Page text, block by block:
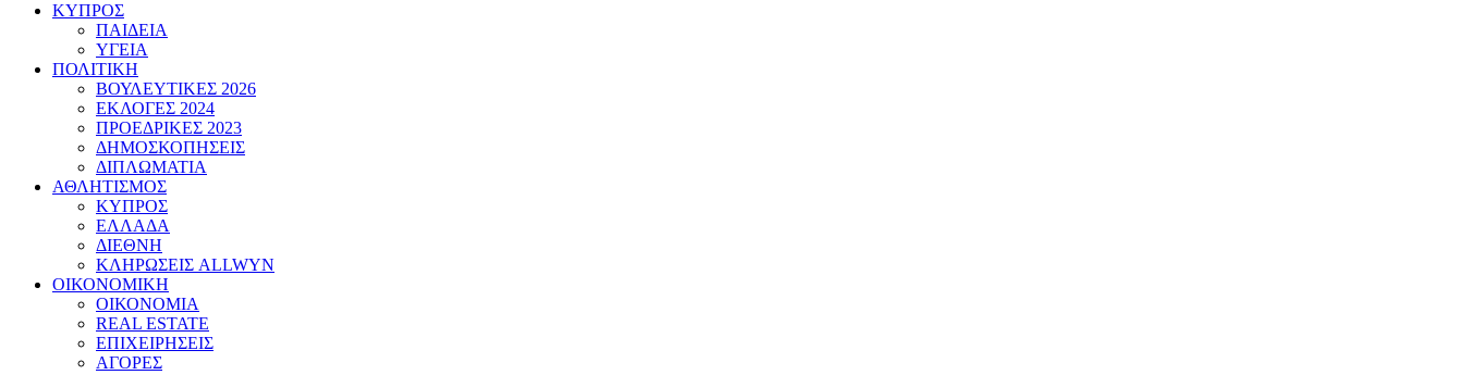
ΚΥΠΡΟΣ
ΠΑΙΔΕΙΑ
ΥΓΕΙΑ
ΠΟΛΙΤΙΚΗ
ΒΟΥΛΕΥΤΙΚΕΣ 2026
ΕΚΛΟΓΕΣ 2024
ΠΡΟΕΔΡΙΚΕΣ 2023
ΔΗΜΟΣΚΟΠΗΣΕΙΣ
ΔΙΠΛΩΜΑΤΙΑ
ΑΘΛΗΤΙΣΜΟΣ
ΚΥΠΡΟΣ
ΕΛΛΑΔΑ
ΔΙΕΘΝΗ
ΚΛΗΡΩΣΕΙΣ ALLWYN
ΟΙΚΟΝΟΜΙΚΗ
ΟΙΚΟΝΟΜΙΑ
REAL ESTATE
ΕΠΙΧΕΙΡΗΣΕΙΣ
ΑΓΟΡΕΣ